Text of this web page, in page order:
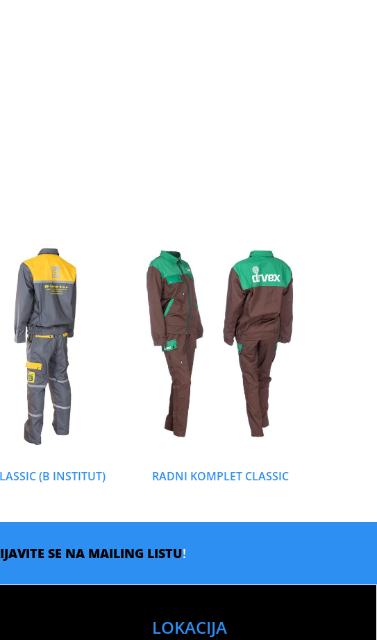
(B INSTITUT) RADNI KOMPLET CLASSIC
SE NA MAILING LISTU!
LOKACIJA